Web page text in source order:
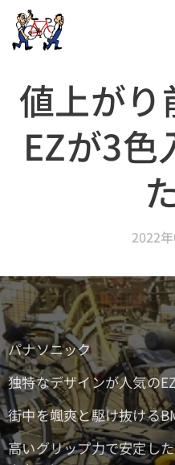
値上がり
EZが3色
2022
パナソニック
独特なデザインが人気の
街中を颯爽と駆け抜ける
高いグリップ力で安定し